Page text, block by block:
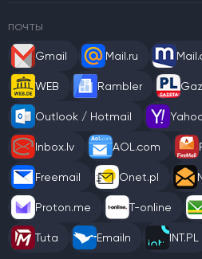
ПОЧТЫ
Gmail Mail.ru
WEB Rambler
Outlook / Hotmail
Inbox.lv AOL.com
Freemail Onet.pl
Proton.me T-online
Tuta Emailn INT.PL